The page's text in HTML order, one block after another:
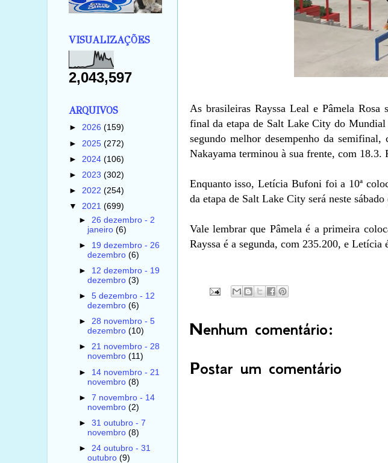
As brasileiras Rayssa Leal e Pâmela Rosa
final da etapa de Salt Lake City do
segundo melhor desempenho da
Nakayama terminou à sua frente, com
Enquanto isso, Letícia Bufoni foi a 10ª
da etapa de Salt Lake City será neste
Vale lembrar que Pâmela é a primeira
Rayssa é a segunda, com 235.200, e Letícia
Nenhum comentário:
Postar um comentário
VISUALIZAÇÕES
2,043,597
ARQUIVOS
► 2026 (159)
► 2025 (272)
► 2024 (106)
► 2023 (302)
► 2022 (254)
▼ 2021 (699)
► 26 dezembro - 2
janeiro (6)
► 19 dezembro - 26
dezembro (6)
► 12 dezembro - 19
dezembro (3)
► 5 dezembro - 12
dezembro (6)
► 28 novembro - 5
dezembro (10)
► 21 novembro - 28
novembro (11)
► 14 novembro - 21
novembro (8)
► 7 novembro - 14
novembro (2)
► 31 outubro - 7
novembro (8)
► 24 outubro - 31
outubro (9)